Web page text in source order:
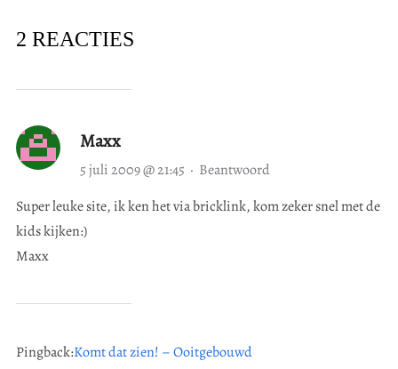
2 REACTIES
Maxx
5 juli 2009 @ 21:45 · Beantwoord
Super leuke site, ik ken het via bricklink, kom zeker snel met de
kids kijken:)
Maxx
Pingback:Komt dat zien! – Ooitgebouwd